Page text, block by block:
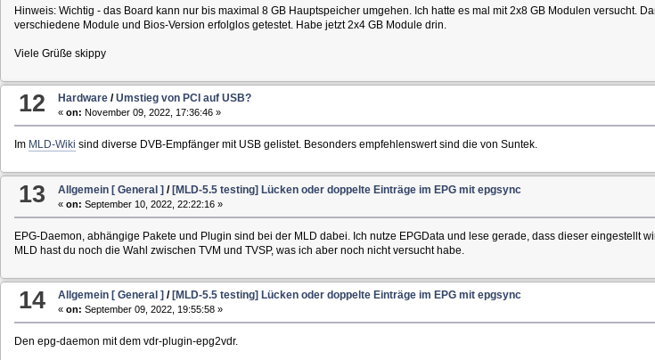
Hinweis: Wichtig - das Board kann nur bis maximal 8 GB Hauptspeicher umgehen. Ich hatte es mal mit 2x8 GB Modulen versucht.
verschiedene Module und Bios-Version erfolglos getestet. Habe jetzt 2x4 GB Module drin.
Viele Grüße skippy
12 Hardware /Umstieg von PCI auf USB?
«on: November 09, 2022, 17:36:46 »
Im MLD-Wiki sind diverse DVB-Empfänger mit USB gelistet. Besonders empfehlenswert sind die von Suntek.
13 Allgemein [ General ] /[MLD-5.5 testing] Lücken oder doppelte Einträge im EPG mit epgsync
«on: September 10, 2022, 22:22:16 »
EPG-Daemon, abhängige Pakete und Plugin sind bei der MLD dabei. Ich nutze EPGData und lese gerade, dass dieser eingestellt
MLD hast du noch die Wahl zwischen TVM und TVSP, was ich aber noch nicht versucht habe.
14 Allgemein [ General ] / [MLD-5.5 testing] Lücken oder doppelte Einträge im EPG mit epgsync
«on: September 09, 2022, 19:55:58 »
Den epg-daemon mit dem vdr-plugin-epg2vdr.